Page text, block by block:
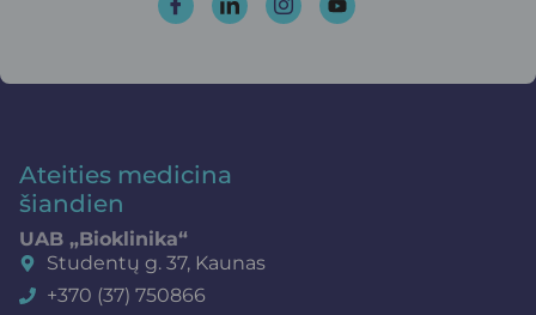
Ateities medicina
šiandien
UAB „Bioklinika“
Studentų g. 37, Kaunas
+370 (37) 750866